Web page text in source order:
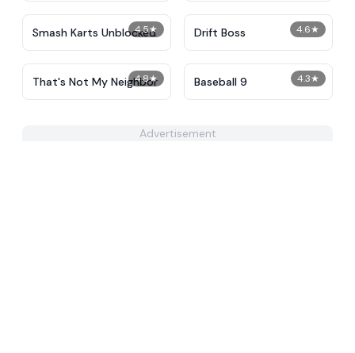
4.5★
Smash Karts Unblocked 4.6★
Drift Boss
4.8★
That's Not My Neighbor 4.3★
Baseball 9
Advertisement